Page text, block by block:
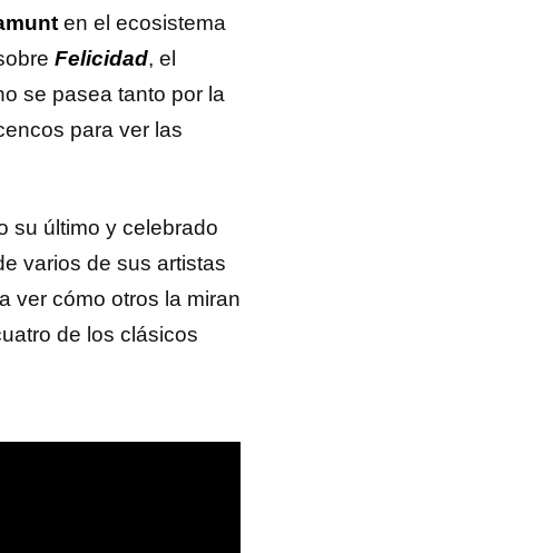
en el ecosistema
Felicidad, el
se pasea tanto por la
para ver las
su último y celebrado
varios de sus artistas
ver cómo otros la miran
de los clásicos